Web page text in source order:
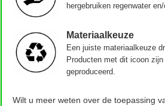
hergebruiken regenwater
Materiaalkeuze
Een juiste materiaalkeuze
Producten met dit icoon
geproduceerd.
Wilt u meer weten over de toepassing